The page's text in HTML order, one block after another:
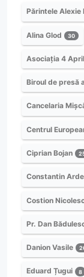
Părintele Alexie
Alina Glod 30
Asociația 4
Biroul de presă
Cancelaria
Centrul
Ciprian Bojan
Constantin
Costion
Pr. Dan
Danion Vasile
Eduard Țugui 8